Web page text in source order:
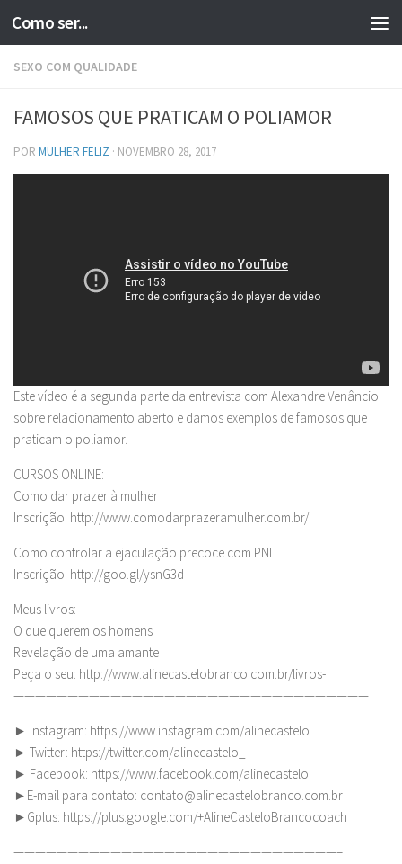
Skip to content
Como ser...
SEXO COM QUALIDADE
FAMOSOS QUE PRATICAM O POLIAMOR
POR MULHER FELIZ · NOVEMBRO 28, 2017
Este vídeo é a segunda parte da entrevista com Alexandre Venâncio
sobre relacionamento aberto e damos exemplos de famosos que
praticam o poliamor.
CURSOS ONLINE:
Como dar prazer à mulher
Inscrição: http://www.comodarprazeramulher.com.br/
Como controlar a ejaculação precoce com PNL
Inscrição: http://goo.gl/ysnG3d
Meus livros:
O que querem os homens
Revelação de uma amante
Peça o seu: http://www.alinecastelobranco.com.br/livros-
—————————————————————————————————
► Instagram: https://www.instagram.com/alinecastelo
► Twitter: https://twitter.com/alinecastelo_
► Facebook: https://www.facebook.com/alinecastelo
►E-mail para contato: contato@alinecastelobranco.com.br
►Gplus: https://plus.google.com/+AlineCasteloBrancocoach
——————————————————————————————–